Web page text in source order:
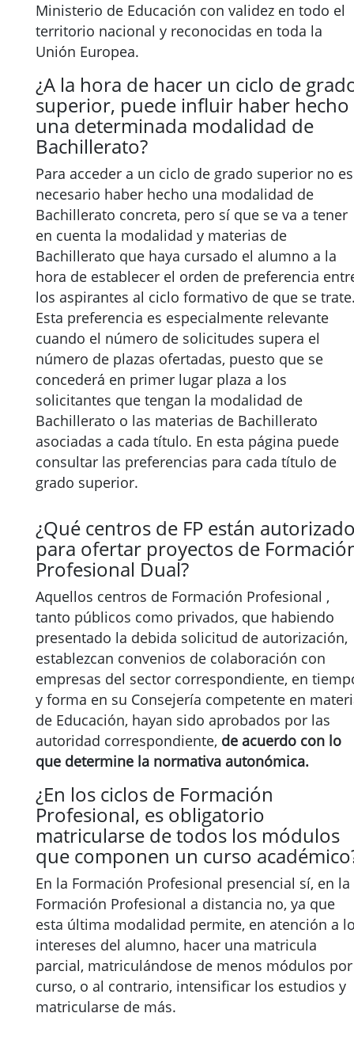
Ministerio de Educación con validez en todo el
territorio nacional y reconocidas en toda la
Unión Europea.
¿A la hora de hacer un ciclo de
superior, puede influir haber hecho
una determinada modalidad de
Bachillerato?
Para acceder a un ciclo de grado superior no es
necesario haber hecho una modalidad de
Bachillerato concreta, pero sí que se va a tener
en cuenta la modalidad y materias de
Bachillerato que haya cursado el alumno a la
hora de establecer el orden de preferencia
los aspirantes al ciclo formativo de que se
Esta preferencia es especialmente relevante
cuando el número de solicitudes supera el
número de plazas ofertadas, puesto que se
concederá en primer lugar plaza a los
solicitantes que tengan la modalidad de
Bachillerato o las materias de Bachillerato
asociadas a cada título. En esta página puede
consultar las preferencias para cada título de
grado superior.
¿Qué centros de FP están
para ofertar proyectos de
Profesional Dual?
Aquellos centros de Formación Profesional ,
tanto públicos como privados, que habiendo
presentado la debida solicitud de autorización,
establezcan convenios de colaboración con
empresas del sector correspondiente, en
y forma en su Consejería competente en
de Educación, hayan sido aprobados por las
autoridad correspondiente, de acuerdo con lo
que determine la normativa autonómica.
¿En los ciclos de Formación
Profesional, es obligatorio
matricularse de todos los módulos
que componen un curso
En la Formación Profesional presencial sí, en la
Formación Profesional a distancia no, ya que
esta última modalidad permite, en atención a
intereses del alumno, hacer una matricula
parcial, matriculándose de menos módulos por
curso, o al contrario, intensificar los estudios y
matricularse de más.